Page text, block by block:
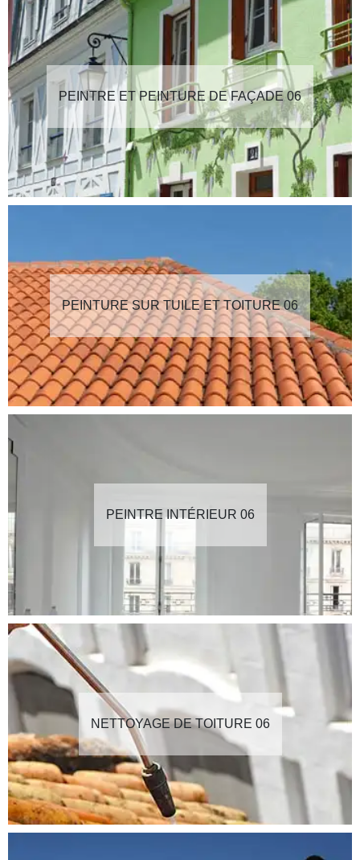
PEINTRE ET PEINTURE DE FAÇADE 06
PEINTURE SUR TUILE ET TOITURE 06
PEINTRE INTÉRIEUR 06
NETTOYAGE DE TOITURE 06